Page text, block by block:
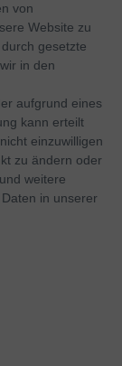
von
Website zu
gesetzte
in den
aufgrund eines
kann erteilt
einzuwilligen
zu ändern oder
und weitere
in unserer